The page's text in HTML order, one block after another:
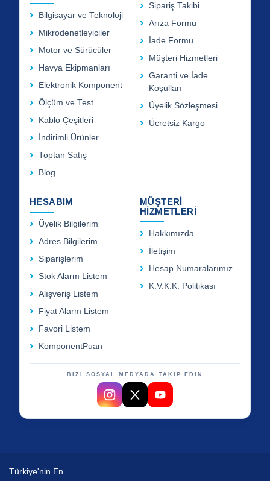
Bilgisayar ve Teknoloji
Mikrodenetleyiciler
Motor ve Sürücüler
Havya Ekipmanları
Elektronik Komponent
Ölçüm ve Test
Kablo Çeşitleri
İndirimli Ürünler
Toptan Satış
Blog
Sipariş Takibi
Arıza Formu
İade Formu
Müşteri Hizmetleri
Garanti ve İade
Koşulları
Üyelik Sözleşmesi
Ücretsiz Kargo
HESABIM
Üyelik Bilgilerim
Adres Bilgilerim
Siparişlerim
Stok Alarm Listem
Alışveriş Listem
Fiyat Alarm Listem
Favori Listem
KomponentPuan
MÜŞTERİ
HİZMETLERİ
Hakkımızda
İletişim
Hesap Numaralarımız
K.V.K.K. Politikası
BİZİ SOSYAL MEDYADA TAKİP EDİN
Türkiye'nin En